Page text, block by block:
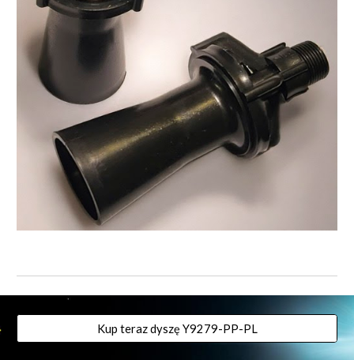
Kup teraz dyszę Y9279-PP-PL